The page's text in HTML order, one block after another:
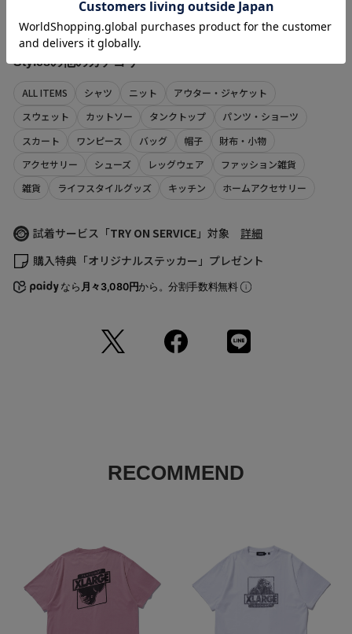
※メールでの再入荷は、会員登録が必要となります
※LINEでの再入荷は、calif LINE公式アカウントの友だち追加が必要とな
ります。
※再入荷リクエストは商品の再入荷やご予約を保証するものではありま
せんのであらかじめご了承ください。
【取り扱い注意事項】
います。
了承ください。
※商品の色味の目安は、商品単体の画像をご参照ください。
※画像の商品はサンプルとなります。実際の商品と色味、仕様、加工、
サイズ、素材等が若干異なる場合がございます。
返品について
（店舗でお問い合わせの際には、上記品番をお伝え下さい。）
サイズ 着丈
M
68 44 52
20.5
Sleeve length 20.5cm
Shoulder width 44cm
Stylesの他のカテゴリ
ALL ITEMS シャツ ニット
アウター・ジャケット
スウェット
カットソー タンクトップ
パンツ・ショーツ
スカート
ワンピース バッグ 帽子
財布・小物
アクセサリー
シューズ レッグウェア
ファッション雑貨
雑貨
ライフスタイルグッズ キッチン ホームアクセサリー
試着サービス「TRY ON SERVICE」対象 詳細
購入特典「オリジナルステッカー」プレゼント
なら 月々3,080円から。分割手数料無料
RECOMMEND